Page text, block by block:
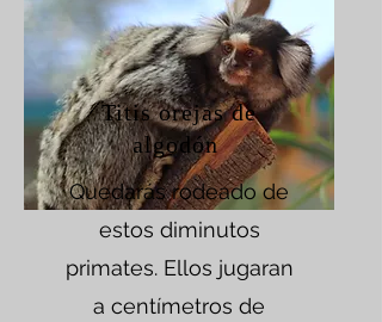
Titis orejas de
algodón
Quedarás rodeado de
estos diminutos
primates. Ellos jugaran
a centímetros de